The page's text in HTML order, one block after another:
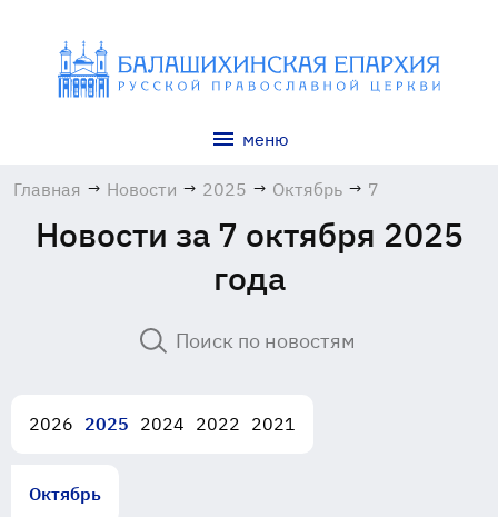
меню
Главная → Новости → 2025 → Октябрь → 7
Новости за 7 октября 2025
года
2026 2025 2024 2022 2021
Октябрь